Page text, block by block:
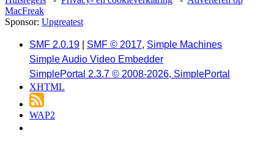
MacFreak
Sponsor: Upgreatest
SMF 2.0.19 SMF © 2017, Simple Machines
Simple Audio Video Embedder
SimplePortal 2.3.7 © 2008-2026, SimplePortal
XHTML
WAP2